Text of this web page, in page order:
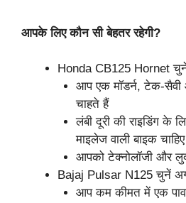
आपके लिए कौन सी बेहतर रहेगी?
Honda CB125 Hornet
आप एक मॉडर्न, टेक-सैवी
चाहते हैं
लंबी दूरी की राइडिंग के
माइलेज वाली बाइक चाहिए
आपको टेक्नोलॉजी और
Bajaj Pulsar N125 चुनें
आप कम कीमत में एक